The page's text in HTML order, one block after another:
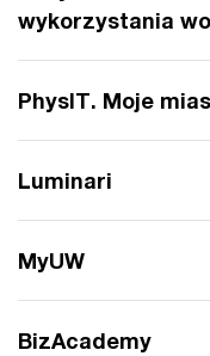
wykorzystania
PhysIT. Moje
Luminari
MyUW
BizAcademy